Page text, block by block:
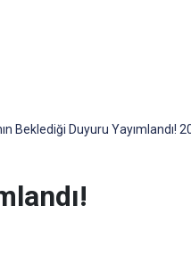
Beklediği Duyuru Yayımlandı!